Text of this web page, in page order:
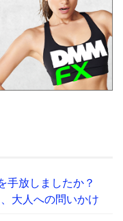
手放しましたか？
大人への問いかけ